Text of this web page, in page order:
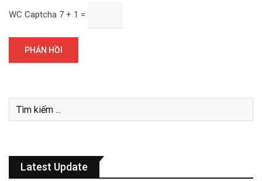
WC Captcha 7 + 1 =
Latest Update